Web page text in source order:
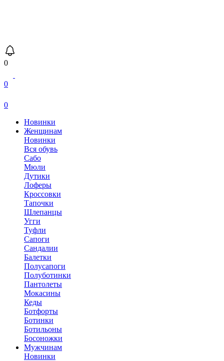
0
0
0
Новинки
Женщинам
Новинки
Вся обувь
Сабо
Мюли
Дутики
Лоферы
Кроссовки
Тапочки
Шлепанцы
Угги
Туфли
Сапоги
Сандалии
Балетки
Полусапоги
Полуботинки
Пантолеты
Мокасины
Кеды
Ботфорты
Ботинки
Ботильоны
Босоножки
Мужчинам
Новинки